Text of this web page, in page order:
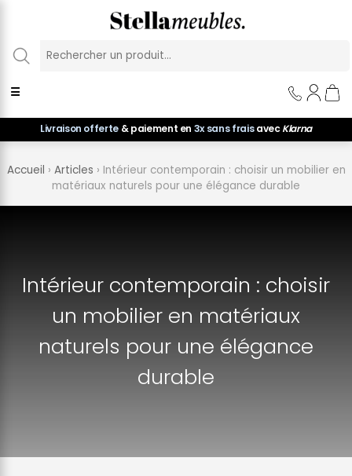
☰
Livraison offerte & paiement en 3x sans fraisavecKlarna
Accueil › Articles › Intérieur contemporain : choisir un mobilier en
matériaux naturels pour une élégance durable
Intérieur contemporain : choisir
un mobilier en matériaux
naturels pour une élégance
durable
Panneau de gestion des cookies